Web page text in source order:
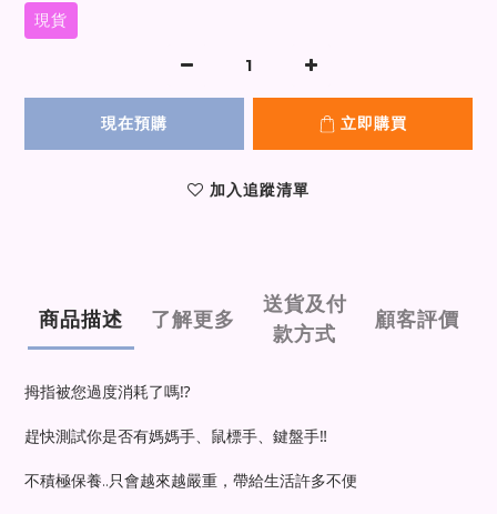
現貨
現在預購 立即購買
加入追蹤清單
商品描述 了解更多
送貨及付
款方式
顧客評價
拇指被您過度消耗了嗎⁉️
趕快測試你是否有媽媽手、鼠標手、鍵盤手‼️
不積極保養..只會越來越嚴重，帶給生活許多不便